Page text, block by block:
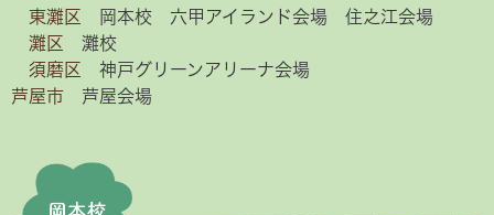
東灘区
岡本校 六甲アイランド会場
住之江会場
灘区 灘校
須磨区 神戸グリーンアリーナ会場
芦屋市 芦屋会場